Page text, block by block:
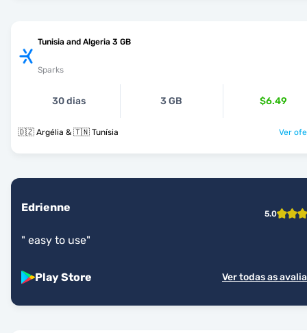
Tunisia and Algeria 3 GB
Sparks
30 dias 3 GB $6.49
🇩🇿 Argélia & 🇹🇳 Tunísia Ver
Edrienne 5.0
" easy to use"
Play Store Ver todas as